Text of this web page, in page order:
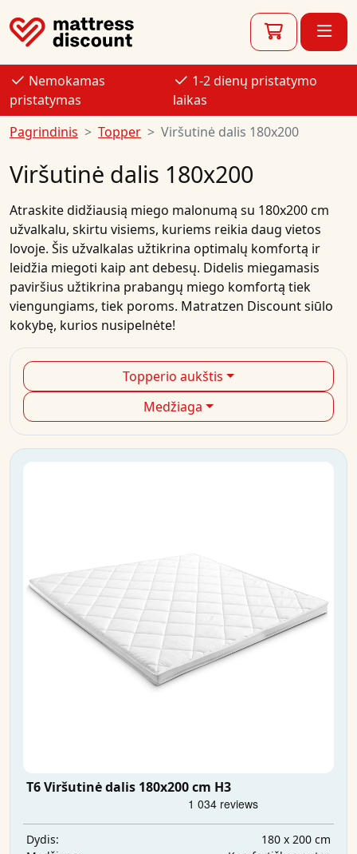
Nemokamas
pristatymas
1-2 dienų pristatymo
laikas
Pagrindinis
Topper Viršutinė dalis 180x200
Viršutinė dalis 180x200
Atraskite didžiausią miego malonumą su 180x200 cm
užvalkalu, skirtu visiems, kuriems reikia daug vietos
lovoje. Šis užvalkalas užtikrina optimalų komfortą ir
leidžia miegoti kaip ant debesų. Didelis miegamasis
paviršius užtikrina prabangų miego komfortą tiek
viengungiams, tiek poroms. Matratzen Discount siūlo
kokybę, kurios nusipelnėte!
Topperio aukštis
Medžiaga
T6 Viršutinė dalis 180x200 cm H3
Dydis:
180 x 200 cm